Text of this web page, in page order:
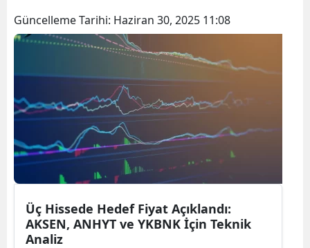
Güncelleme Tarihi: Haziran 30, 2025 11:08
Üç Hissede Hedef Fiyat Açıklandı:
AKSEN, ANHYT ve YKBNK İçin Teknik
Analiz